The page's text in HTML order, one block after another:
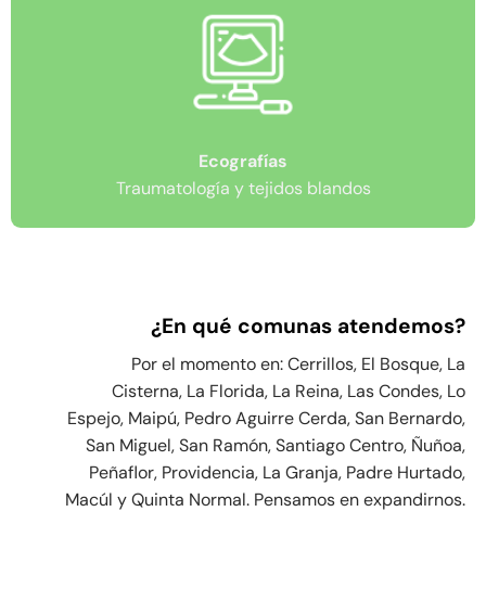
Ecografías
Traumatología y tejidos blandos
¿En qué comunas atendemos?
Por el momento en: Cerrillos, El Bosque, La
Cisterna, La Florida, La Reina, Las Condes, Lo
Espejo, Maipú, Pedro Aguirre Cerda, San Bernardo,
San Miguel, San Ramón, Santiago Centro, Ñuñoa,
Peñaflor, Providencia, La Granja, Padre Hurtado,
Macúl y Quinta Normal. Pensamos en expandirnos.